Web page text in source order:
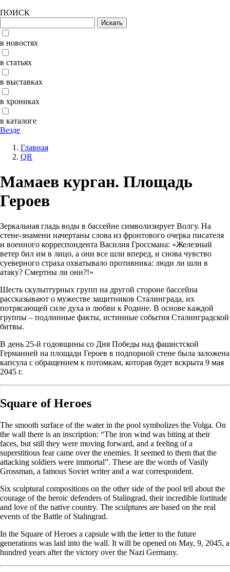
ПОИСК
в новостях
в статьях
в выставках
в хрониках
в каталоге
Везде
Главная
QR
Мамаев курган. Площадь
Героев
Зеркальная гладь воды в бассейне символизирует Волгу. На
стене-знамени начертаны слова из фронтового очерка писателя
и военного корреспондента Василия Гроссмана: «Железный
ветер бил им в лицо, а они все шли вперед, и снова чувство
суеверного страха охватывало противника: люди ли шли в
атаку? Смертны ли они?!»
Шесть скульптурных групп на другой стороне бассейна
рассказывают о мужестве защитников Сталинграда, их
потрясающей силе духа и любви к Родине. В основе каждой
группы – подлинные факты, истинные события Сталинградской
битвы.
В день 25-й годовщины со Дня Победы над фашистской
Германией на площади Героев в подпорной стене была заложена
капсула с обращением к потомкам, которая будет вскрыта 9 мая
2045 г.
Square of Heroes
The smooth surface of the water in the pool symbolizes the Volga. On
the wall there is an inscription: “The iron wind was biting at their
faces, but still they were moving forward, and a feeling of a
superstitious fear came over the enemies. It seemed to them that the
attacking soldiers were immortal”. These are the words of Vasily
Grossman, a famous Soviet writer and a war correspondent.
Six sculptural compositions on the other side of the pool tell about the
courage of the heroic defenders of Stalingrad, their incredible fortitude
and love of the native country. The sculptures are based on the real
events of the Battle of Stalingrad.
In the Square of Heroes a capsule with the letter to the future
generations was laid into the wall. It will be opened on May, 9, 2045, a
hundred years after the victory over the Nazi Germany.